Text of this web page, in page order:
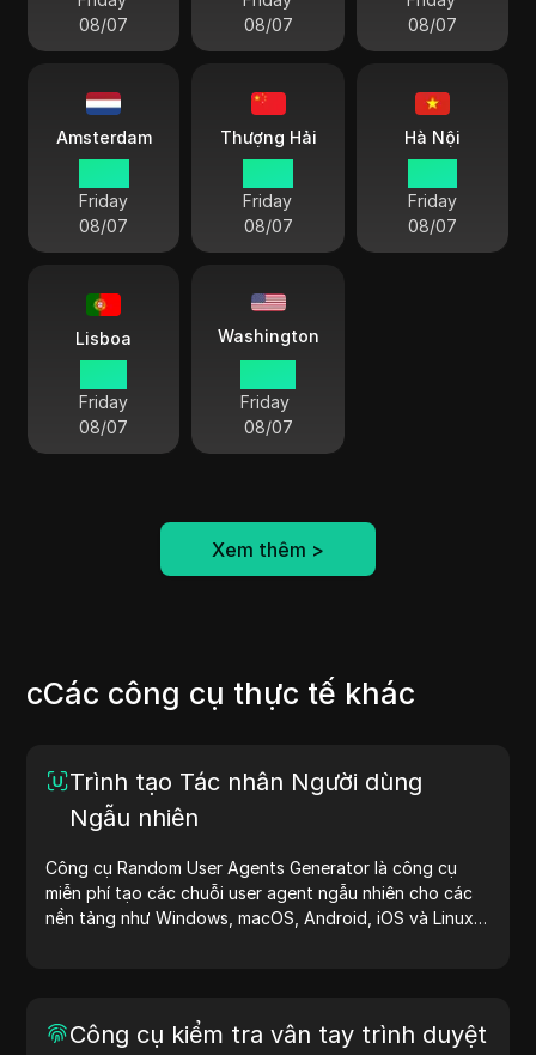
08/07
08/07
08/07
Amsterdam
Friday
08/07
Thượng Hải
Friday
08/07
Hà Nội
Friday
08/07
Lisboa
Friday
08/07
Washington
Friday
08/07
Xem thêm >
cCác công cụ thực tế khác
Trình tạo Tác nhân Người dùng
Ngẫu nhiên
Công cụ Random User Agents Generator là công cụ
miễn phí tạo các chuỗi user agent ngẫu nhiên cho các
nền tảng như Windows, macOS, Android, iOS và Linux.
Đơn giản hóa quy trình làm việc của bạn—bắt đầu tạo
user agent ngay hôm nay!
Công cụ kiểm tra vân tay trình duyệt